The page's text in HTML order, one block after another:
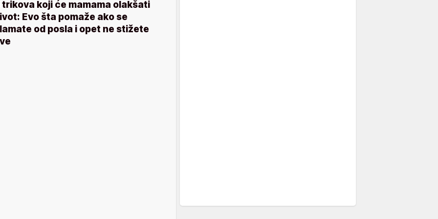
trikova koji će mamama olakšati
Evo šta pomaže ako se
od posla i opet ne stižete